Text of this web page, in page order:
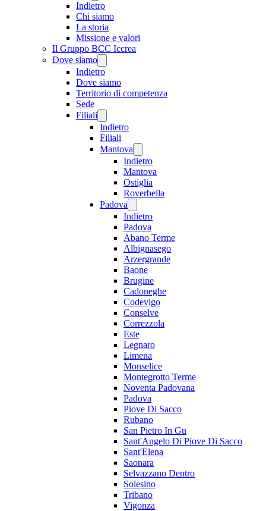
Indietro
Chi siamo
La storia
Missione e valori
Il Gruppo BCC Iccrea
Dove siamo
Indietro
Dove siamo
Territorio di competenza
Sede
Filiali
Indietro
Filiali
Mantova
Indietro
Mantova
Ostiglia
Roverbella
Padova
Indietro
Padova
Abano Terme
Albignasego
Arzergrande
Baone
Brugine
Cadoneghe
Codevigo
Conselve
Correzzola
Este
Legnaro
Limena
Monselice
Montegrotto Terme
Noventa Padovana
Padova
Piove Di Sacco
Rubano
San Pietro In Gu
Sant'Angelo Di Piove Di Sacco
Sant'Elena
Saonara
Selvazzano Dentro
Solesino
Tribano
Vigonza